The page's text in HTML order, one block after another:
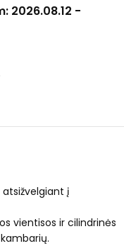
2026.08.12 -
į
vientisos ir cilindrinės